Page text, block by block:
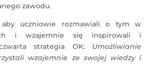
zawodu.
aby uczniowie rozmawiali o tym w
i wzajemnie się inspirowali i
strategia OK: Umożliwianie
wzajemnie ze swojej wiedzy i